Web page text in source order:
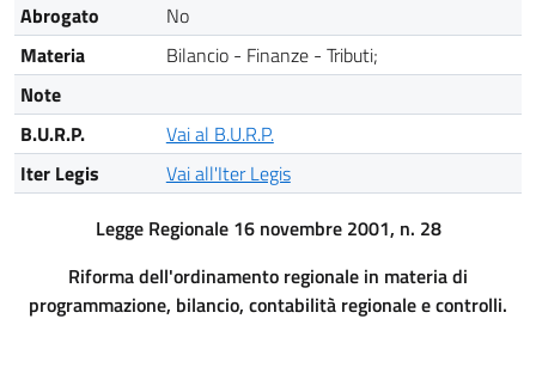
Abrogato
No
Materia
Bilancio - Finanze - Tributi;
Note
B.U.R.P.
Vai al B.U.R.P.
Iter Legis
Vai all'Iter Legis
Legge Regionale 16 novembre 2001, n. 28
Riforma dell'ordinamento regionale in materia di
programmazione, bilancio, contabilità regionale e controlli.